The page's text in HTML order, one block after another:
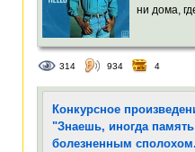
ни дома,
314 934 4
Конкурсное
"Знаешь, иногда память
болезненным